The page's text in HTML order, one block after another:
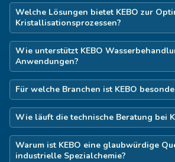
Welche Lösungen bietet KEBO zur
Kristallisationsprozessen?
Wie unterstützt KEBO
Anwendungen?
Für welche Branchen ist KEBO
Wie läuft die technische Beratung bei
Warum ist KEBO eine glaubwürdige
industrielle Spezialchemie?